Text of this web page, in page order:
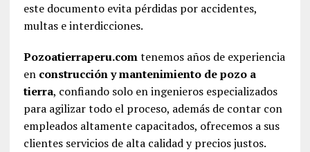
este documento evita pérdidas por accidentes,
multas e interdicciones.
Pozoatierraperu.comtenemos años de experiencia
en construcción y mantenimiento de pozo a
tierra, confiando solo en ingenieros especializados
para agilizar todo el proceso, además de contar con
empleados altamente capacitados, ofrecemos a sus
clientes servicios de alta calidad y precios justos.